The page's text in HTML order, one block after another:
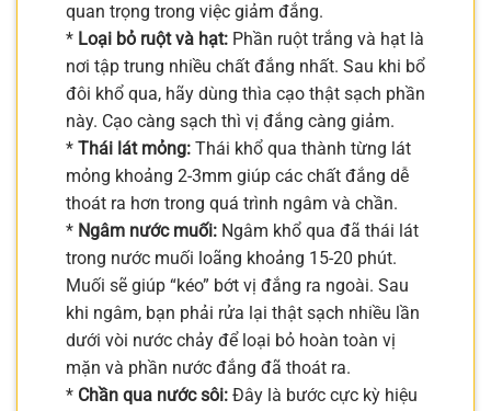
quan trọng trong việc giảm đắng.
* Loại bỏ ruột và hạt: Phần ruột trắng và hạt là
nơi tập trung nhiều chất đắng nhất. Sau khi bổ
đôi khổ qua, hãy dùng thìa cạo thật sạch phần
này. Cạo càng sạch thì vị đắng càng giảm.
* Thái lát mỏng: Thái khổ qua thành từng lát
mỏng khoảng 2-3mm giúp các chất đắng dễ
thoát ra hơn trong quá trình ngâm và chần.
* Ngâm nước muối: Ngâm khổ qua đã thái lát
trong nước muối loãng khoảng 15-20 phút.
Muối sẽ giúp “kéo” bớt vị đắng ra ngoài. Sau
khi ngâm, bạn phải rửa lại thật sạch nhiều lần
dưới vòi nước chảy để loại bỏ hoàn toàn vị
mặn và phần nước đắng đã thoát ra.
* Chần qua nước sôi: Đây là bước cực kỳ hiệu